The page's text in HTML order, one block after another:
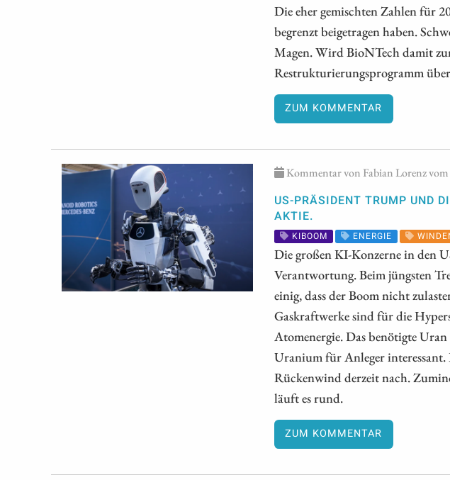
Die eher gemischten Zahlen für
begrenzt beigetragen haben.
Magen. Wird BioNTech damit
Restrukturierungsprogramm
ZUM KOMMENTAR
Kommentar von Fabian Lorenz
US-PRÄSIDENT TRUMP UND
AKTIE.
KIBOOM ENERGIE
Die großen KI-Konzerne in den
Verantwortung. Beim jüngsten
einig, dass der Boom nicht
Gaskraftwerke sind für die
Atomenergie. Das benötigte
Uranium für Anleger interessant.
Rückenwind derzeit nach.
läuft es rund.
ZUM KOMMENTAR